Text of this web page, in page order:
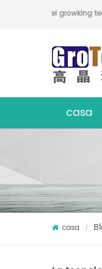
hefei
casa
casa /